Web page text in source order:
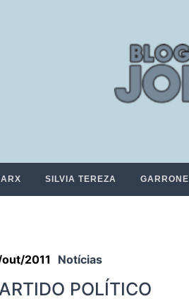
SILVIA TEREZA GARRONE
2011 Notícias
POLÍTICO